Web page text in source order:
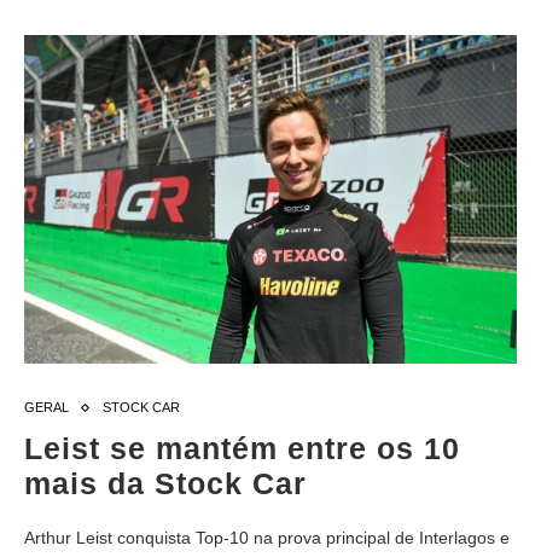
GERAL STOCK CAR
Leist se mantém entre os 10
mais da Stock Car
Arthur Leist conquista Top-10 na prova principal de Interlagos e